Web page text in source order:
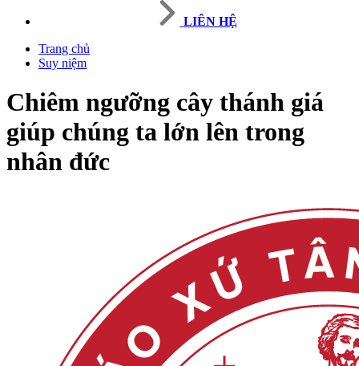
LIÊN HỆ
Trang chủ
Suy niệm
Chiêm ngưỡng cây thánh giá
giúp chúng ta lớn lên trong
nhân đức